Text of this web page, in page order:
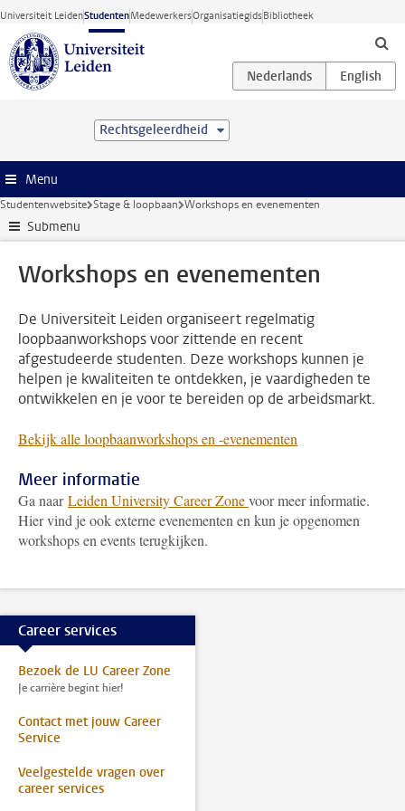
Ga direct naar de inhoud
Universiteit LeidenStudentenMedewerkersOrganisatiegidsBibliotheek
Rechtsgeleerdheid
Menu
Studentenwebsite Stage & loopbaan Workshops en evenementen
Submenu
Workshops en evenementen
De Universiteit Leiden organiseert regelmatig
loopbaanworkshops voor zittende en recent
afgestudeerde studenten. Deze workshops kunnen je
helpen je kwaliteiten te ontdekken, je vaardigheden te
ontwikkelen en je voor te bereiden op de arbeidsmarkt.
Bekijk alle loopbaanworkshops en -evenementen
Meer informatie
Ga naarLeiden University Career Zonevoor meer informatie.
Hier vind je ook externe evenementen en kun je opgenomen
workshops en events terugkijken.
Career services
Bezoek de LU Career Zone
Je carrière begint hier!
Contact met jouw Career
Service
Veelgestelde vragen over
career services